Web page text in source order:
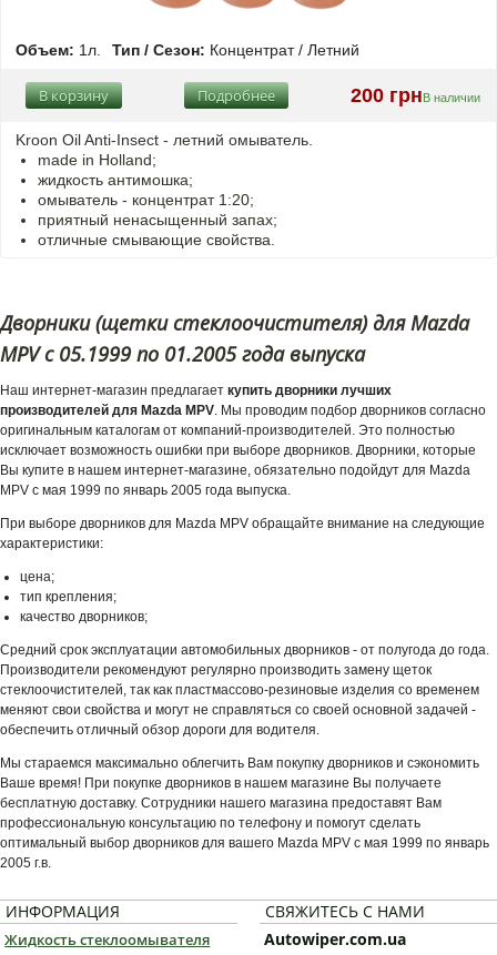
Объем: 1л. Тип / Сезон: Концентрат / Летний
200 грн В наличии
Подробнее
В корзину
Kroon Oil Anti-Insect - летний омыватель.
made in Holland;
жидкость антимошка;
омыватель - концентрат 1:20;
приятный ненасыщенный запах;
отличные смывающие свойства.
Дворники (щетки стеклоочистителя) для Mazda
MPV с 05.1999 по 01.2005 года выпуска
Наш интернет-магазин предлагает купить дворники лучших
производителей для Mazda MPV. Мы проводим подбор дворников согласно
оригинальным каталогам от компаний-производителей. Это полностью
исключает возможность ошибки при выборе дворников. Дворники, которые
Вы купите в нашем интернет-магазине, обязательно подойдут для Mazda
MPV с мая 1999 по январь 2005 года выпуска.
При выборе дворников для Mazda MPV обращайте внимание на следующие
характеристики:
цена;
тип крепления;
качество дворников;
Средний срок эксплуатации автомобильных дворников - от полугода до года.
Производители рекомендуют регулярно производить замену щеток
стеклоочистителей, так как пластмассово-резиновые изделия со временем
меняют свои свойства и могут не справляться со своей основной задачей -
обеспечить отличный обзор дороги для водителя.
Мы стараемся максимально облегчить Вам покупку дворников и сэкономить
Ваше время! При покупке дворников в нашем магазине Вы получаете
бесплатную доставку. Сотрудники нашего магазина предоставят Вам
профессиональную консультацию по телефону и помогут сделать
оптимальный выбор дворников для вашего Mazda MPV с мая 1999 по январь
2005 г.в.
ИНФОРМАЦИЯ
Жидкость стеклоомывателя
СВЯЖИТЕСЬ С НАМИ
Autowiper.com.ua